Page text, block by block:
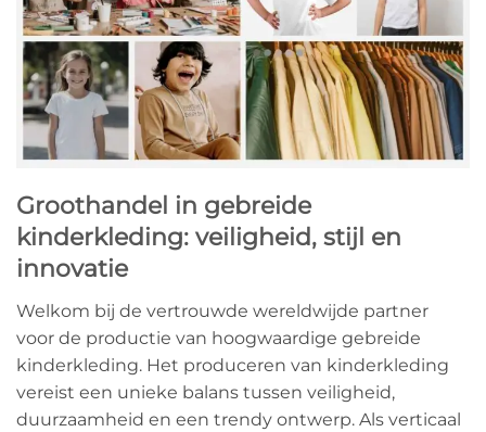
Groothandel in gebreide
kinderkleding: veiligheid, stijl en
innovatie
Welkom bij de vertrouwde wereldwijde partner
voor de productie van hoogwaardige gebreide
kinderkleding. Het produceren van kinderkleding
vereist een unieke balans tussen veiligheid,
duurzaamheid en een trendy ontwerp. Als verticaal